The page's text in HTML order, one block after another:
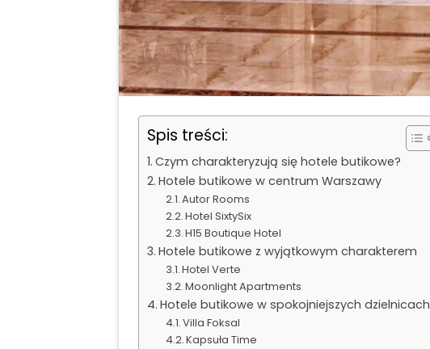
Spis treści:
Czym charakteryzują się hotele butikowe?
Hotele butikowe w centrum Warszawy
Autor Rooms
Hotel SixtySix
H15 Boutique Hotel
Hotele butikowe z wyjątkowym charakterem
Hotel Verte
Moonlight Apartments
Hotele butikowe w spokojniejszych dzielnicach
Villa Foksal
Kapsuła Time